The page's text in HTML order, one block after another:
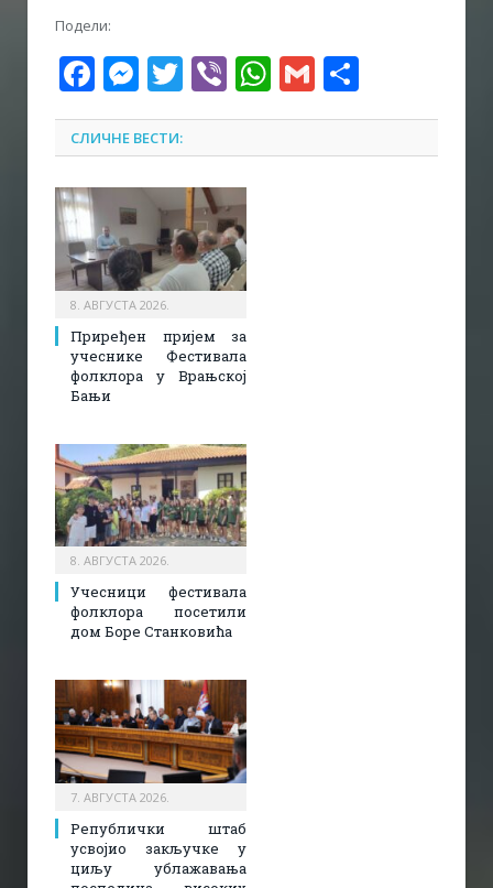
Подели:
Facebook
Messenger
Twitter
ViberWhatsApp
Gmail
СЛИЧНЕ ВЕСТИ:
8. АВГУСТА 2026.
Приређен пријем за
учеснике Фестивала
фолклора у Врањској
Бањи
8. АВГУСТА 2026.
Учесници фестивала
фолклора посетили
дом Боре Станковића
7. АВГУСТА 2026.
Републички штаб
усвојио закључке у
циљу ублажавања